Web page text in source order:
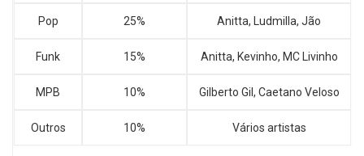
Pop 25% Anitta, Ludmilla, Jão
Funk 15% Anitta, Kevinho, MC Livinho
MPB 10% Gilberto Gil, Caetano Veloso
Outros 10% Vários artistas